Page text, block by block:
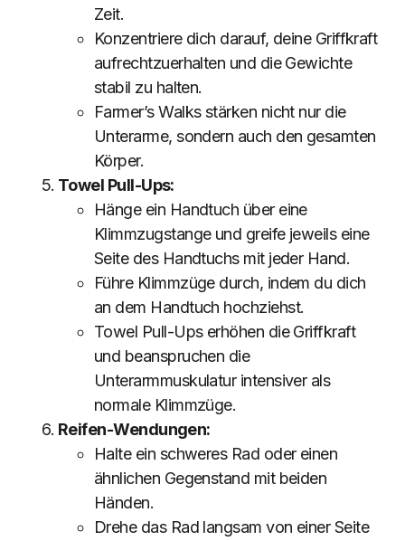
Zeit.
Konzentriere dich darauf, deine Griffkraft
aufrechtzuerhalten und die Gewichte
stabil zu halten.
Farmer’s Walks stärken nicht nur die
Unterarme, sondern auch den gesamten
Körper.
Towel Pull-Ups:
Hänge ein Handtuch über eine
Klimmzugstange und greife jeweils eine
Seite des Handtuchs mit jeder Hand.
Führe Klimmzüge durch, indem du dich
an dem Handtuch hochziehst.
Towel Pull-Ups erhöhen die Griffkraft
und beanspruchen die
Unterarmmuskulatur intensiver als
normale Klimmzüge.
Reifen-Wendungen:
Halte ein schweres Rad oder einen
ähnlichen Gegenstand mit beiden
Händen.
Drehe das Rad langsam von einer Seite